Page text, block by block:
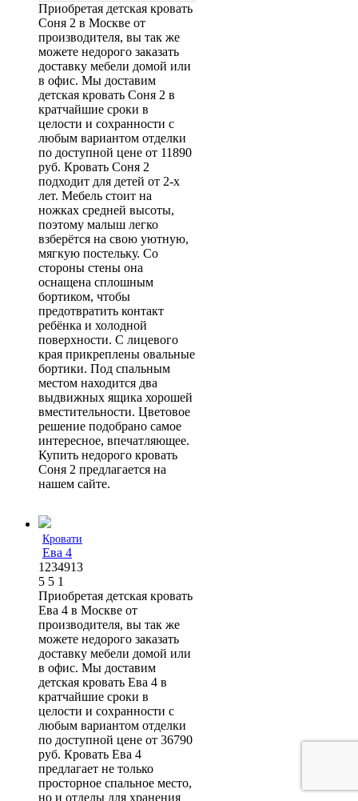
Приобретая детская кровать
Соня 2 в Москве от
производителя, вы так же
можете недорого заказать
доставку мебели домой или
в офис. Мы доставим
детская кровать Соня 2 в
кратчайшие сроки в
целости и сохранности с
любым вариантом отделки
по доступной цене от 11890
руб. Кровать Соня 2
подходит для детей от 2-х
лет. Мебель стоит на
ножках средней высоты,
поэтому малыш легко
взберётся на свою уютную,
мягкую постельку. Со
стороны стены она
оснащена сплошным
бортиком, чтобы
предотвратить контакт
ребёнка и холодной
поверхности. С лицевого
края прикреплены овальные
бортики. Под спальным
местом находится два
выдвижных ящика хорошей
вместительности. Цветовое
решение подобрано самое
интересное, впечатляющее.
Купить недорого кровать
Соня 2 предлагается на
нашем сайте.
Кровати
Ева 4
1234913
5 5 1
Приобретая детская кровать
Ева 4 в Москве от
производителя, вы так же
можете недорого заказать
доставку мебели домой или
в офис. Мы доставим
детская кровать Ева 4 в
кратчайшие сроки в
целости и сохранности с
любым вариантом отделки
по доступной цене от 36790
руб. Кровать Ева 4
предлагает не только
просторное спальное место,
но и отделы для хранения